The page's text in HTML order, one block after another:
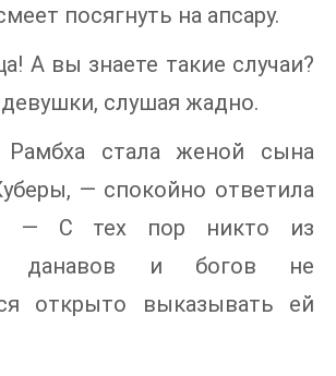
посягнуть на апсару.
А вы знаете такие случаи?
слушая жадно.
стала женой сына
— спокойно ответила
— С тех пор никто из
данавов и богов не
открыто выказывать ей